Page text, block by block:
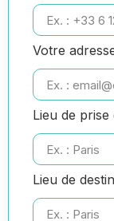
Votre
Lieu de
Lieu de